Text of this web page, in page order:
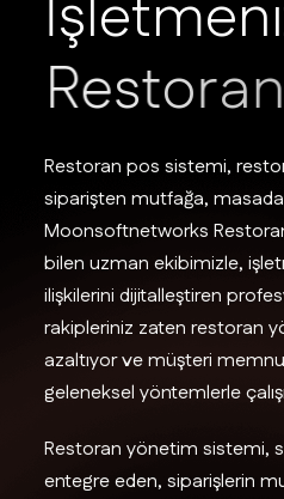
İşletmeni
Restoran
Restoran pos sistemi,
siparişten mutfağa,
Moonsoftnetworks
bilen uzman ekibimizle,
ilişkilerini dijitalleştiren
rakipleriniz zaten restoran
azaltıyor ve müşteri
geleneksel yöntemlerle
Restoran yönetim sistemi,
entegre eden, siparişlerin